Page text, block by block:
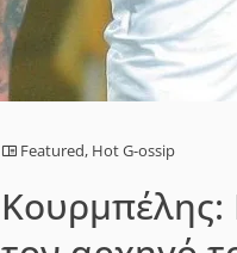
Featured, Hot G-ossip